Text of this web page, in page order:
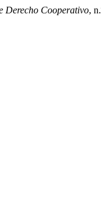
Derecho Cooperativo,